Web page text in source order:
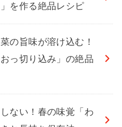
を作る絶品レシピ
の旨味が溶け込む！
っ切り込み」の絶品
ない！春の味覚「わ